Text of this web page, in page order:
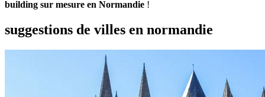
building sur mesure en Normandie !
suggestions de villes en normandie